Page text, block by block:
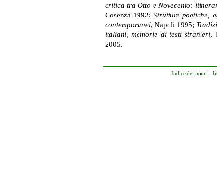
critica tra Otto e Novecento:
Cosenza 1992; Strutture poetiche,
contemporanei, Napoli 1995;
italiani, memorie di testi stranieri,
2005.
Indice dei nomi